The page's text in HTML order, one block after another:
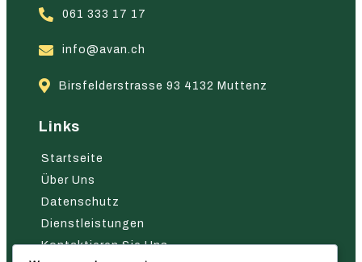
061 333 17 17
info@avan.ch
Birsfelderstrasse 93 4132 Muttenz
Links
Startseite
Über Uns
Datenschutz
Dienstleistungen
Kontaktieren Sie Uns